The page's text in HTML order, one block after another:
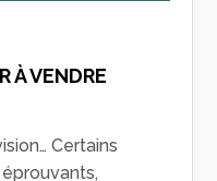
À VENDRE
Certains